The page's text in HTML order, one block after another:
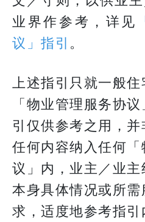
业界作参考，详见
议」指引 。
上述指引只就一般
「物业管理服务协
引仅供参考之用，
任何内容纳入任何
议」内，业主／业
本身具体情况或所
求，适度地参考指